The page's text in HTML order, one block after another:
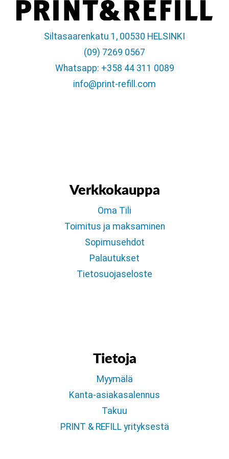
Siltasaarenkatu 1, 00530 HELSINKI
(09) 7269 0567
Whatsapp: +358 44 311 0089
info@print-refill.com
Verkkokauppa
Oma Tili
Toimitus ja maksaminen
Sopimusehdot
Palautukset
Tietosuojaseloste
Tietoja
Myymälä
Kanta-asiakasalennus
Takuu
PRINT & REFILL yrityksestä